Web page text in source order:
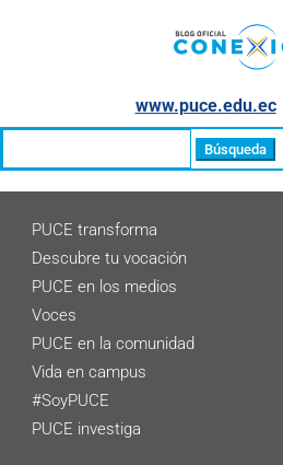
www.puce.edu.ec│
PUCE transforma
Descubre tu vocación
PUCE en los medios
Voces
PUCE en la comunidad
Vida en campus
#SoyPUCE
PUCE investiga